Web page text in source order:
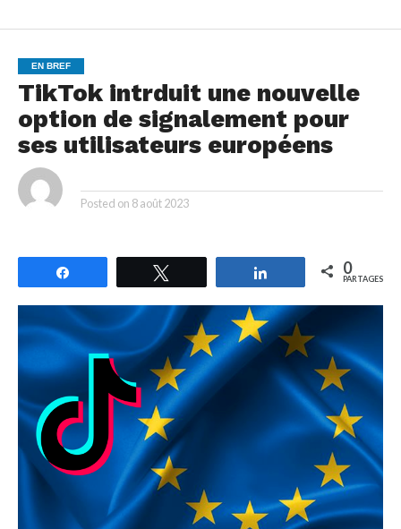
EN BREF
TikTok intrduit une nouvelle
option de signalement pour
ses utilisateurs européens
Posted on 8 août 2023
Partagez 0
PARTAGES